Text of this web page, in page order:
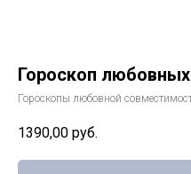
Гороскоп
Гороскопы любовной
1390,00 руб.